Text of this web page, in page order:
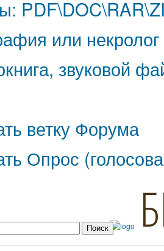
или некролог
звуковой
ветку Форума
Опрос